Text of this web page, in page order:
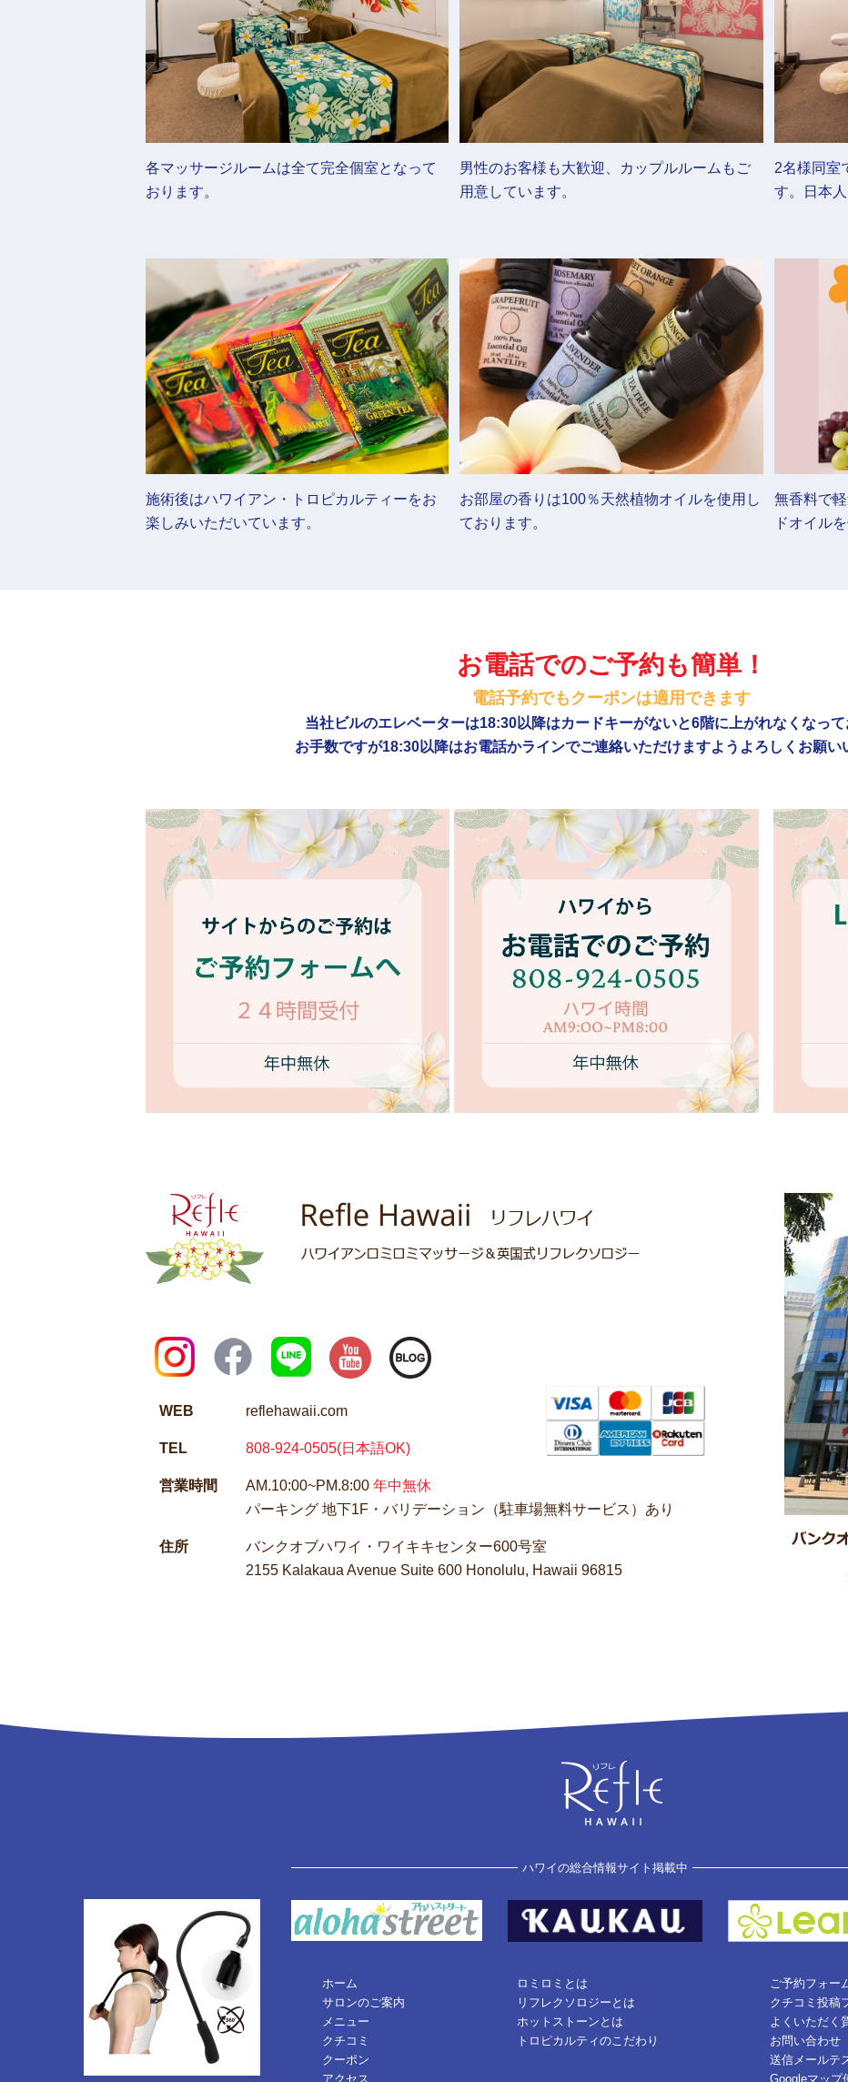
各マッサージルームは全て完全個室となって
おります。
男性のお客様も大歓迎、カップルルームもご
用意しています。
2名様同室
す。日本
施術後はハワイアン・トロピカルティーをお
楽しみいただいています。
お部屋の香りは100％天然植物オイルを使用し
ております。
無香料で
ドオイル
お電話でのご予約も簡単！
電話予約でもクーポンは適用できます
当社ビルのエレベーターは18:30以降はカードキーがないと6階に上がれなくなって
お手数ですが18:30以降はお電話かラインでご連絡いただけますようよろしくお願い
WEB reflehawaii.com
TEL 808-924-0505(日本語OK)
営業時間 AM.10:00~PM.8:00年中無休
パーキング 地下1F・バリデーション（駐車場無料サービス）あり
住所
バンクオブハワイ・ワイキキセンター600号室
2155 Kalakaua Avenue Suite 600 Honolulu, Hawaii 96815
ハワイの総合情報サイト掲載中
ホーム
サロンのご案内
メニュー
クチコミ
クーポン
アクセス
ロミロミとは
リフレクソロジーとは
ホットストーンとは
トロピカルティのこだわり
ご予約フォー
クチコミ投稿
よくいただく
お問い合わせ
送信メールテ
Googleマップ